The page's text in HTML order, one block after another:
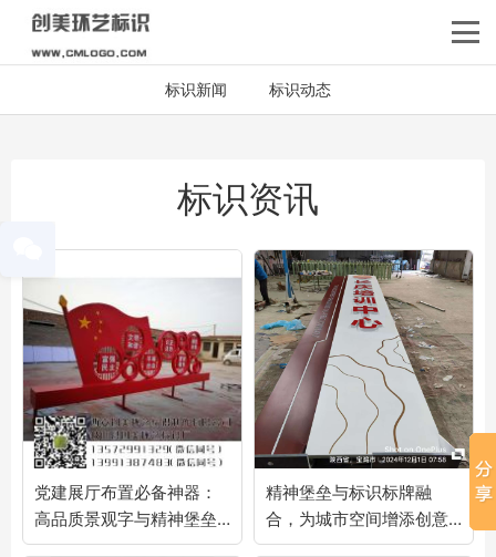
标识新闻 标识动态
标识资讯
党建展厅布置必备神器：
高品质景观字与精神堡垒
设计指南！
精神堡垒与标识标牌融
合，为城市空间增添创意
与功能性！